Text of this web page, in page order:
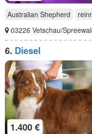
Australian Shepherd
03226 Vetschau/
6. Diesel
1.400 €